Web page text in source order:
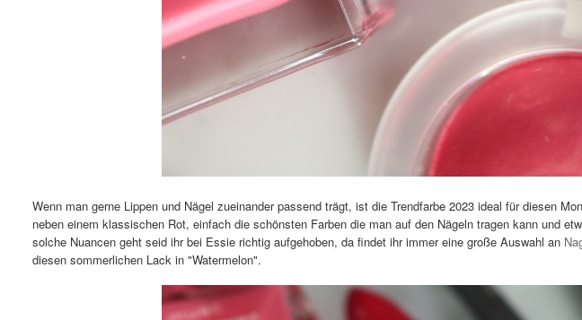
Wenn man gerne Lippen und Nägel zueinander passend trägt, ist die Trendfarbe 2023 ideal für diesen
neben einem klassischen Rot, einfach die schönsten Farben die man auf den Nägeln tragen kann und
solche Nuancen geht seid ihr bei Essie richtig aufgehoben, da findet ihr immer eine große Auswahl an
diesen sommerlichen Lack in "Watermelon".